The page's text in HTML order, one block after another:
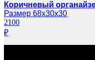
Коричневый
Размер 68х30х30
2100
₽